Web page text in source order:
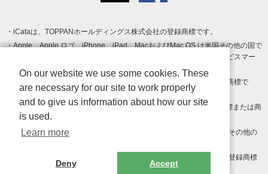
iCataは、TOPPANホールディングス株式会社の登録商標です。
Apple、Apple ロゴ、iPhone、iPad、MacおよびMac OS は米国その他の国で
登録された Apple Inc. の商標です。App Store は Apple Inc. のサービスマー
クです。
Android、Google Play および Google Play ロゴ は Google LLC の商標で
す。
Windows は Microsoft Inc.の米国およびその他の国における登録商標または商
標です。
Adobe、Adobe Reader、Adobe PDF は、Adobe Inc.の米国およびその他の
その他、記載されている会社名、商品名、ロゴは各社の商標または登録商標
On our website we use some cookies. These
are necessary for our site to work properly
and to give us information about how our site
is used.
Learn more
Deny Accept